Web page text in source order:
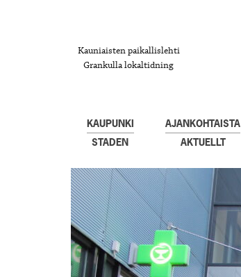
Kauniaisten paikallislehti
Grankulla lokaltidning
KAUPUNKI
STADEN
AJANKOHTAISTA
AKTUELLT